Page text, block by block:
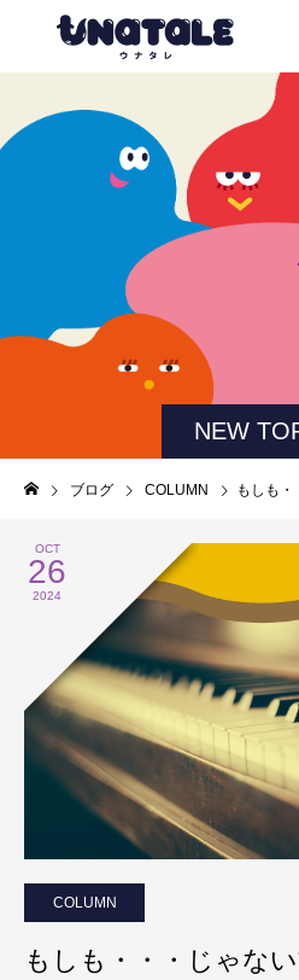
NEW
ブログ COLUMN もしも・
OCT
26
2024
COLUMN
もしも・・・じゃない